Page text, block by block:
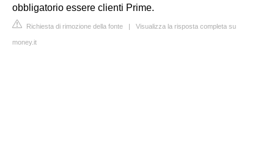
obbligatorio essere clienti Prime.
Richiesta di rimozione della fonte | Visualizza la risposta completa su
money.it